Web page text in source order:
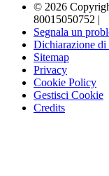
© 2026
80015050752 |
Segnala un
Dichiarazione di
Sitemap
Privacy
Cookie Policy
Gestisci Cookie
Credits